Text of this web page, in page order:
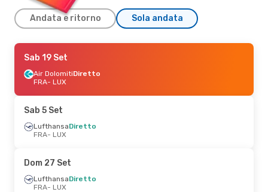
Andata e ritorno Sola andata
Gio 1 Ott- Lun 5 Ott
LufthansaDiretto
FRA- LUX
LUX- FRA
Gio 17 Set- Lun 21 Set
LufthansaDiretto
LUX- FRA
Sab 19 Set
Air DolomitiDiretto
FRA- LUX
Sab 5 Set
LufthansaDiretto
FRA- LUX
Dom 27 Set
LufthansaDiretto
FRA- LUX